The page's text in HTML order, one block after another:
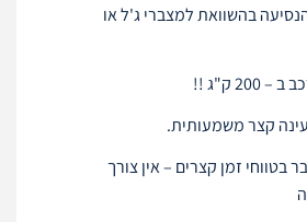
בהשוואת למצברי ג'ל או
ק"ג !!
קצר משמעותית.
בטווחי זמן קצרים – אין צורך